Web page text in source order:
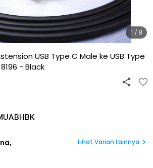
1 / 8
USB Type C Male ke USB Type
- Black
Lihat Varian Lainnya